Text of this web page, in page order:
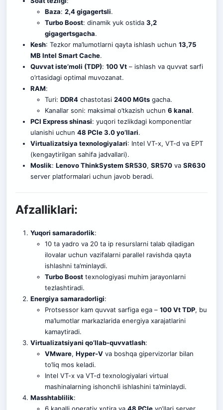
Baza:2,4 gigagertsli.
Turbo Boost: dinamik yuk ostida3,2
gigagertsgacha.
Kesh: Tezkor ma’lumotlarni qayta ishlash uchun 13,75
MB Intel Smart Cache.
Quvvat iste’moli (TDP): 100 Vt– ishlash va quvvat sarfi
o’rtasidagi optimal muvozanat.
RAM:
Turi:DDR4 chastotasi2400 MGts gacha.
Kanallar soni: maksimal o’tkazish uchun6 kanal.
PCI Express shinasi: yuqori tezlikdagi komponentlar
ulanishi uchun 48 PCIe 3.0 yo’llari.
Virtualizatsiya texnologiyalari: Intel VT-x, VT-d va EPT
(kengaytirilgan sahifa jadvallari).
Moslik: Lenovo ThinkSystem SR530, SR570va SR630
server platformalari uchun javob beradi.
Afzalliklari:
Yuqori samaradorlik:
10 ta yadro va 20 ta ip resurslarni talab qiladigan
ilovalar uchun vazifalarni parallel ravishda qayta
ishlashni ta’minlaydi.
Turbo Boost texnologiyasi muhim jarayonlarni
tezlashtiradi.
Energiya samaradorligi:
Protsessor kam quvvat sarfiga ega –100 Vt TDP, bu
ma’lumotlar markazlarida energiya xarajatlarini
kamaytiradi.
Virtualizatsiyani qo’llab-quvvatlash:
VMware,Hyper-V va boshqa gipervizorlar bilan
to’liq mos keladi.
Intel VT-x va VT-d texnologiyalari virtual
mashinalarning ishonchli ishlashini ta’minlaydi.
Masshtablilik: